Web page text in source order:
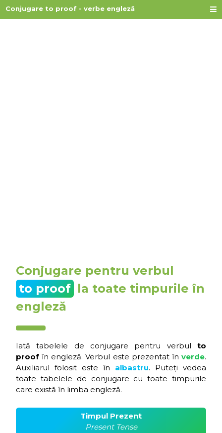
Conjugare to proof - verbe engleză
Conjugare pentru verbul
to proof la toate timpurile în
engleză
Iată tabelele de conjugare pentru verbul to
proof în engleză. Verbul este prezentat în verde.
Auxiliarul folosit este în albastru. Puteți vedea
toate tabelele de conjugare cu toate timpurile
care există în limba engleză.
Timpul Prezent
Present Tense